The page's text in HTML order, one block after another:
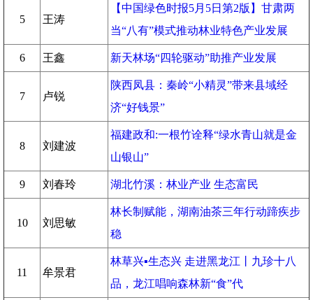
5 王涛
【中国绿色时报5月5日第2版】甘肃两
当“八有”模式推动林业特色产业发展
6 王鑫 新天林场“四轮驱动”助推产业发展
7 卢锐
陕西凤县：秦岭“小精灵”带来县域经
济“好钱景”
8 刘建波
福建政和:一根竹诠释“绿水青山就是金
山银山”
9 刘春玲 湖北竹溪：林业产业 生态富民
10 刘思敏
林长制赋能，湖南油茶三年行动蹄疾步
稳
11 牟景君
林草兴▪生态兴 走进黑龙江丨九珍十八
品，龙江唱响森林新“食”代